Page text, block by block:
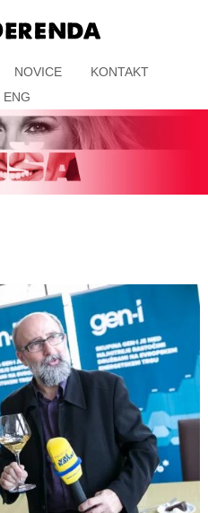
NOVICE
KONTAKT
ENG